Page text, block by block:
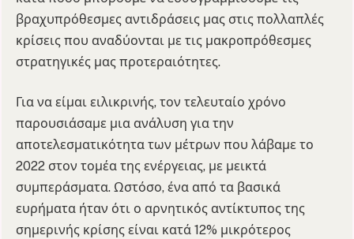
βραχυπρόθεσμες αντιδράσεις μας στις πολλαπλές
κρίσεις που αναδύονται με τις μακροπρόθεσμες
στρατηγικές μας προτεραιότητες.
Για να είμαι ειλικρινής, τον τελευταίο χρόνο
παρουσιάσαμε μια ανάλυση για την
αποτελεσματικότητα των μέτρων που λάβαμε το
2022 στον τομέα της ενέργειας, με μεικτά
συμπεράσματα. Ωστόσο, ένα από τα βασικά
ευρήματα ήταν ότι ο αρνητικός αντίκτυπος της
σημερινής κρίσης είναι κατά 12% μικρότερος